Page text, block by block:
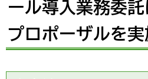
ール導入業務委
プロポーザルを